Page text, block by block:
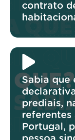
contrato
Sabia que
prediais,
referentes
Portugal,